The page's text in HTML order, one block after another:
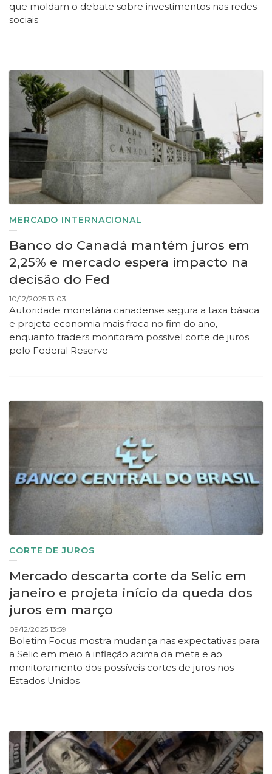
que moldam o debate sobre investimentos nas redes
sociais
MERCADO INTERNACIONAL
Banco do Canadá mantém juros em
2,25% e mercado espera impacto na
decisão do Fed
10/12/2025 13:03
Autoridade monetária canadense segura a taxa básica
e projeta economia mais fraca no fim do ano,
enquanto traders monitoram possível corte de juros
pelo Federal Reserve
CORTE DE JUROS
Mercado descarta corte da Selic em
janeiro e projeta início da queda dos
juros em março
09/12/2025 13:59
Boletim Focus mostra mudança nas expectativas para
a Selic em meio à inflação acima da meta e ao
monitoramento dos possíveis cortes de juros nos
Estados Unidos